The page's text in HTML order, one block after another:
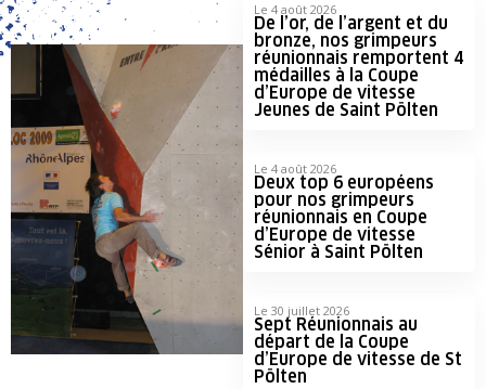
Le 4 août 2026
De l’or, de l’argent et du
bronze, nos grimpeurs
réunionnais remportent 4
médailles à la Coupe
d’Europe de vitesse
Jeunes de Saint Pölten
Le 4 août 2026
Deux top 6 européens
pour nos grimpeurs
réunionnais en Coupe
d’Europe de vitesse
Sénior à Saint Pölten
Le 30 juillet 2026
Sept Réunionnais au
départ de la Coupe
d’Europe de vitesse de St
Pölten